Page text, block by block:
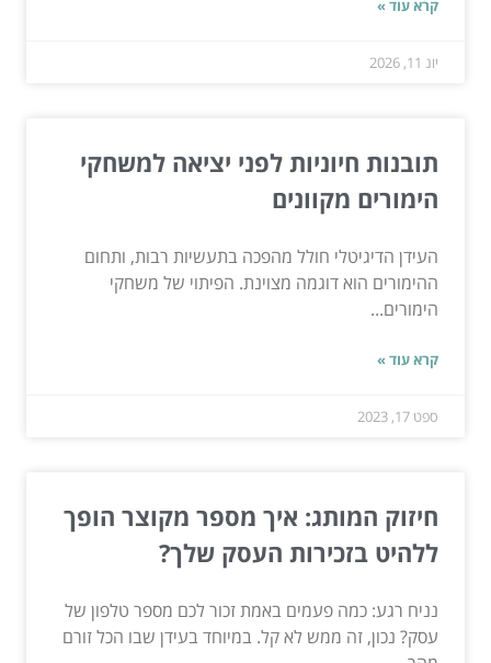
קרא עוד »
יונ 11, 2026
תובנות חיוניות לפני יציאה למשחקי
הימורים מקוונים
העידן הדיגיטלי חולל מהפכה בתעשיות רבות, ותחום
ההימורים הוא דוגמה מצוינת. הפיתוי של משחקי
הימורים...
קרא עוד »
ספט 17, 2023
חיזוק המותג: איך מספר מקוצר הופך
ללהיט בזכירות העסק שלך?
נניח רגע: כמה פעמים באמת זכור לכם מספר טלפון של
עסק? נכון, זה ממש לא קל. במיוחד בעידן שבו הכל זורם